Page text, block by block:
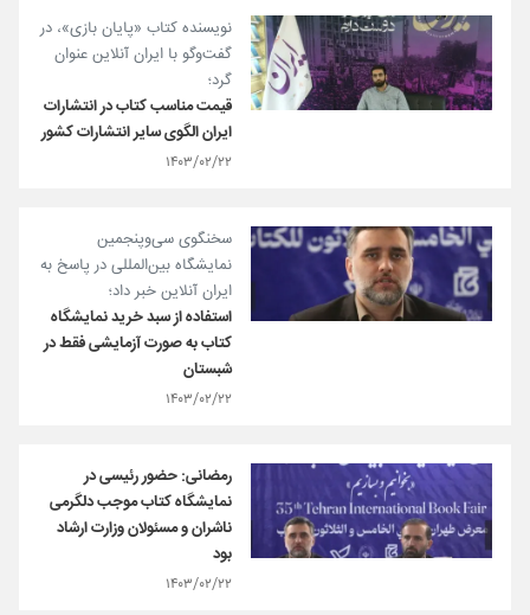
نویسنده کتاب «پایان بازی»، در
گفت‌وگو با ایران آنلاین عنوان
گرد؛
قیمت مناسب کتاب در انتشارات
ایران الگوی سایر انتشارات کشور
۱۴۰۳/۰۲/۲۲
سخنگوی سی‌و‌پنجمین
نمایشگاه بین‌المللی در پاسخ به
ایران آنلاین خبر داد؛
استفاده از سبد خرید نمایشگاه
کتاب به صورت آزمایشی فقط در
شبستان
۱۴۰۳/۰۲/۲۲
رمضانی: حضور رئیسی در
نمایشگاه کتاب موجب دلگرمی
ناشران و مسئولان وزارت ارشاد
بود
۱۴۰۳/۰۲/۲۲